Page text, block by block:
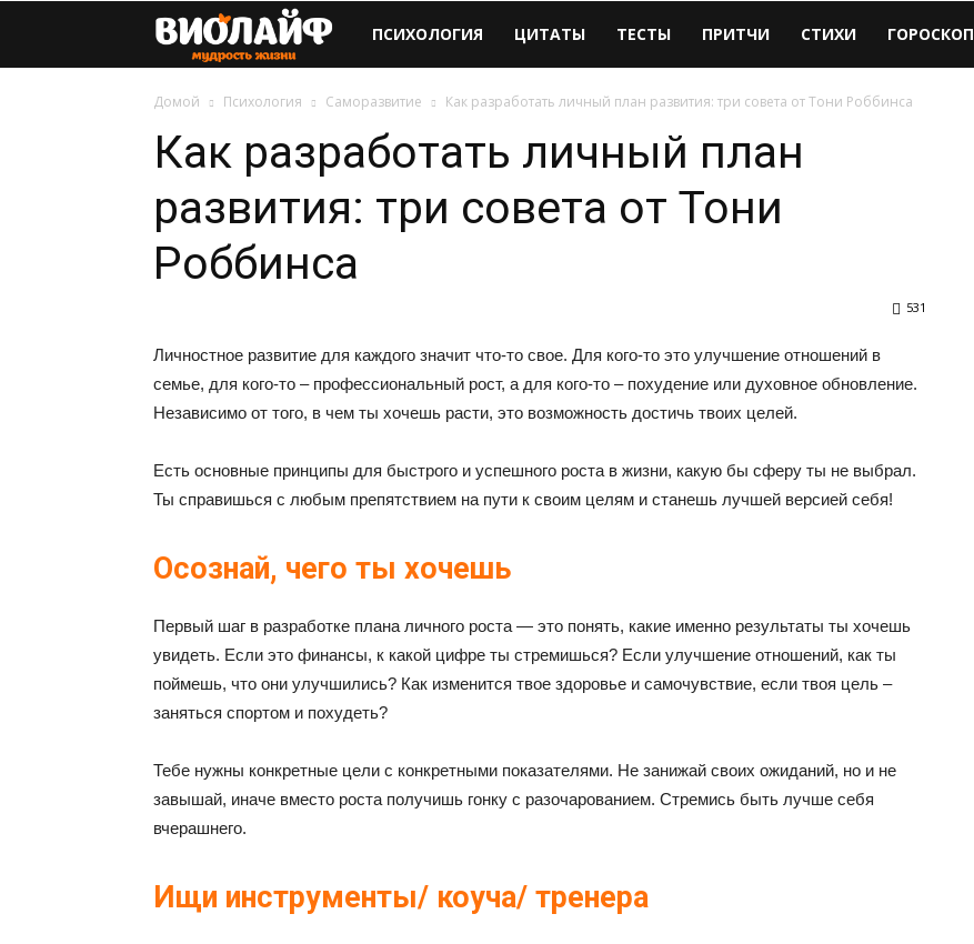
Виолайф
ПСИХОЛОГИЯ ЦИТАТЫ ТЕСТЫ ПРИТЧИ СТИХИ ГОРОСКОП
Домой Психология Саморазвитие Как разработать личный план развития: три совета от Тони Роббинса
Как разработать личный план
развития: три совета от Тони
Роббинса
531
Личностное развитие для каждого значит что-то свое. Для кого-то это улучшение отношений в
семье, для кого-то – профессиональный рост, а для кого-то – похудение или духовное обновление.
Независимо от того, в чем ты хочешь расти, это возможность достичь твоих целей.
Есть основные принципы для быстрого и успешного роста в жизни, какую бы сферу ты не выбрал.
Ты справишься с любым препятствием на пути к своим целям и станешь лучшей версией себя!
Осознай, чего ты хочешь
Первый шаг в разработке плана личного роста — это понять, какие именно результаты ты хочешь
увидеть. Если это финансы, к какой цифре ты стремишься? Если улучшение отношений, как ты
поймешь, что они улучшились? Как изменится твое здоровье и самочувствие, если твоя цель –
заняться спортом и похудеть?
Тебе нужны конкретные цели с конкретными показателями. Не занижай своих ожиданий, но и не
завышай, иначе вместо роста получишь гонку с разочарованием. Стремись быть лучше себя
вчерашнего.
Ищи инструменты/ коуча/ тренера